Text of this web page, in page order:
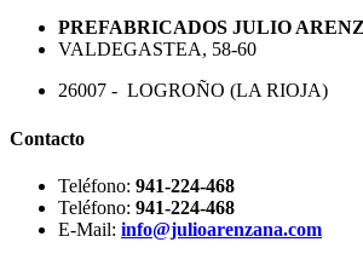
PREFABRICADOS JULIO
VALDEGASTEA, 58-60
26007 - LOGROÑO (LA RIOJA)
Contacto
Teléfono: 941-224-468
Teléfono: 941-224-468
E-Mail: info@julioarenzana.com